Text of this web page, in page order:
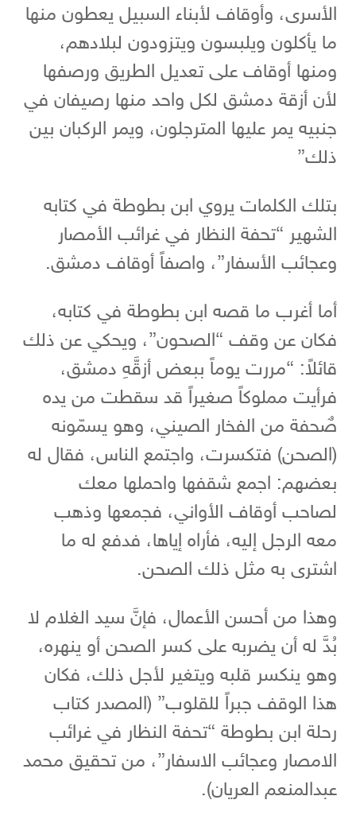
الأسرى، وأوقاف لأبناء السبيل يعطون منها
ما يأكلون ويلبسون ويتزودون لبلادهم،
ومنها أوقاف على تعديل الطريق ورصفها
لأن أزقة دمشق لكل واحد منها رصيفان في
جنبيه يمر عليها المترجلون، ويمر الركبان بين
ذلك”
بتلك الكلمات يروي ابن بطوطة في كتابه
الشهير “تحفة النظار في غرائب الأمصار
وعجائب الأسفار”، واصفاً أوقاف دمشق.
أما أغرب ما قصه ابن بطوطة في كتابه،
فكان عن وقف “الصحون”، ويحكي عن ذلك
قائلاً: “مررت يوماً ببعض أزقَّهِ دمشق،
فرأيت مملوكاً صغيراً قد سقطت من يده
صٌحفة من الفخار الصيني، وهو يسمّونه
(الصحن) فتكسرت، واجتمع الناس، فقال له
بعضهم: اجمع شقفها واحملها معك
لصاحب أوقاف الأواني، فجمعها وذهب
معه الرجل إليه، فأراه إياها، فدفع له ما
اشترى به مثل ذلك الصحن.
وهذا من أحسن الأعمال، فإنَّ سيد الغلام لا
بُدَّ له أن يضربه على كسر الصحن أو ينهره،
وهو ينكسر قلبه ويتغير لأجل ذلك، فكان
هذا الوقف جبراً للقلوب” (المصدر كتاب
رحلة ابن بطوطة “تحفة النظار في غرائب
الامصار وعجائب الاسفار”، من تحقيق محمد
عبدالمنعم العريان).